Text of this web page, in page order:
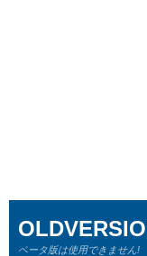
ベータ版は使用できません!